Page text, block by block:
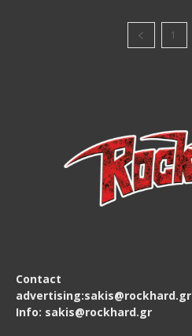
1
Contact
advertising:sakis@rockhard.gr
Info: sakis@rockhard.gr